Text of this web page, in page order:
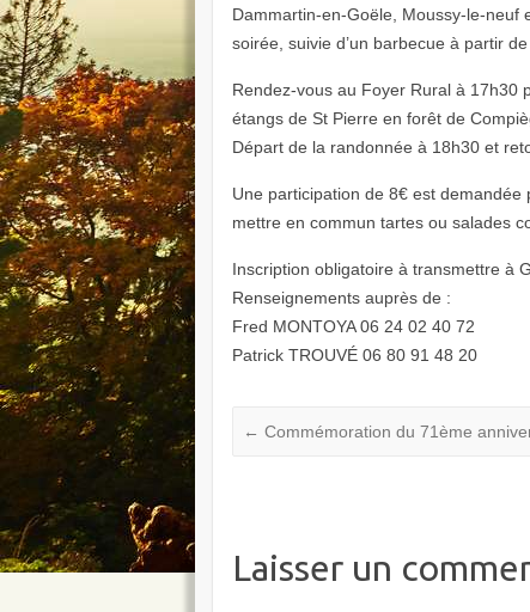
Dammartin-en-Goële, Moussy-le-neuf
soirée, suivie d’un barbecue à partir de
Rendez-vous au Foyer Rural à 17h30
étangs de St Pierre en forêt de
Départ de la randonnée à 18h30 et
Une participation de 8€ est
mettre en commun tartes ou salades
Inscription obligatoire à transmettre à
Renseignements auprès de :
Fred MONTOYA 06 24 02 40 72
Patrick TROUVÉ 06 80 91 48 20
← Commémoration du 71ème
Laisser un